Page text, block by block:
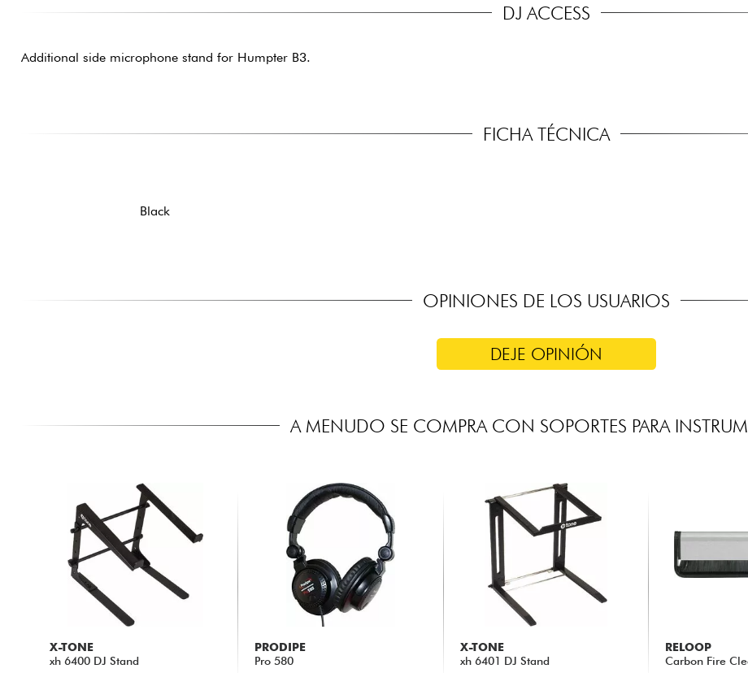
DJ ACCESS
Additional side microphone stand for Humpter B3.
FICHA TÉCNICA
Black
OPINIONES DE LOS USUARIOS
DEJE OPINIÓN
A MENUDO SE COMPRA CON SOPORTES PARA
X-TONE
xh 6400 DJ Stand
PRODIPE
Pro 580
X-TONE
xh 6401 DJ Stand
RELOOP
Carbon Fire